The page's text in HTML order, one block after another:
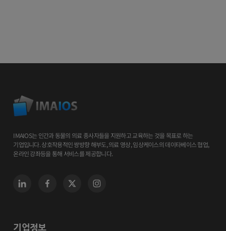
IMAIOS는 인간과 동물의 의료 종사자들을 지원하고 교육하는 것을 목표로 하는
기업입니다. 상호작용적인 쌍방향 해부도, 의료 영상, 임상케이스의 데이타베이스 협업,
온라인 강좌등을 통해 서비스를 제공합니다.
기업정보